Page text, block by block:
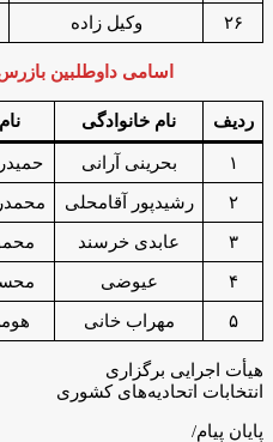
۲۶ وکیل زاده
اسامی داوطلبین
ردیف نام خانوادگی نام
۱ بحرینی آرانی
۲ رشیدپور آقامحلی
۳ عابدی خرسند
۴ عیوضی
۵ مهراب خانی
هیأت اجرایی برگزاری
انتخابات اتحادیه‌های کشوری
پایان پیام/